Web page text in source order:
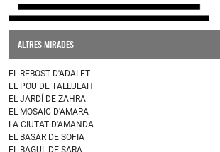
ALTRES MIRADES
EL REBOST D'ADALET
EL POU DE TALLULAH
EL JARDÍ DE ZAHRA
EL MOSAIC D'AMARA
LA CIUTAT D'AMANDA
EL BASAR DE SOFIA
EL BAGUL DE SARA